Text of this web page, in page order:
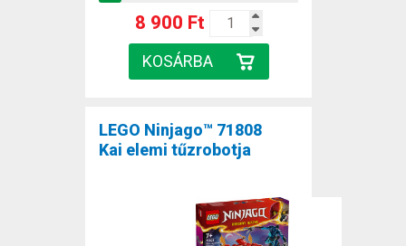
8 900 Ft
LEGO Ninjago™ 71808
Kai elemi tűzrobotja